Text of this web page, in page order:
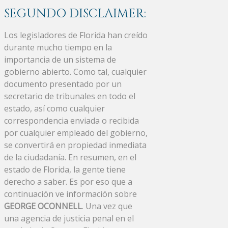
SEGUNDO DISCLAIMER:
Los legisladores de Florida han creído
durante mucho tiempo en la
importancia de un sistema de
gobierno abierto. Como tal, cualquier
documento presentado por un
secretario de tribunales en todo el
estado, así como cualquier
correspondencia enviada o recibida
por cualquier empleado del gobierno,
se convertirá en propiedad inmediata
de la ciudadanía. En resumen, en el
estado de Florida, la gente tiene
derecho a saber. Es por eso que a
continuación ve información sobre
GEORGE OCONNELL. Una vez que
una agencia de justicia penal en el